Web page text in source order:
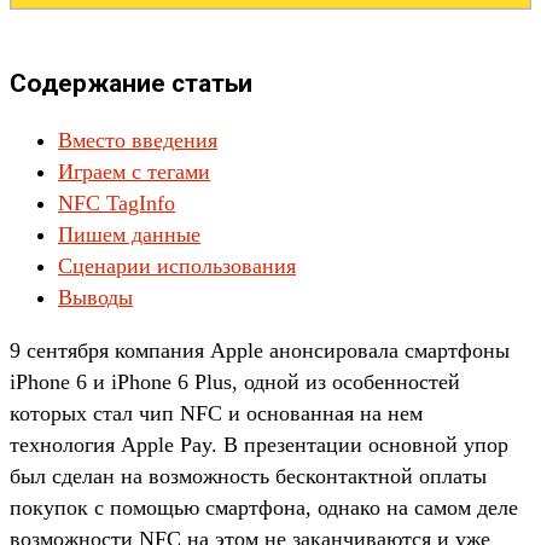
Содержание статьи
Вместо введения
Играем с тегами
NFC TagInfo
Пишем данные
Сценарии использования
Выводы
9 сентября компания Apple анонсировала смартфоны
iPhone 6 и iPhone 6 Plus, одной из особенностей
которых стал чип NFC и основанная на нем
технология Apple Pay. В презентации основной упор
был сделан на возможность бесконтактной оплаты
покупок с помощью смартфона, однако на самом деле
возможности NFC на этом не заканчиваются и уже